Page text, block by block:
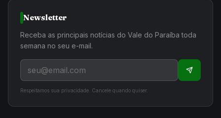
Newsletter
Receba as principais notícias do Vale do Paraíba toda
semana no seu e-mail.
Respeitamos sua privacidade. Cancele quando quiser.